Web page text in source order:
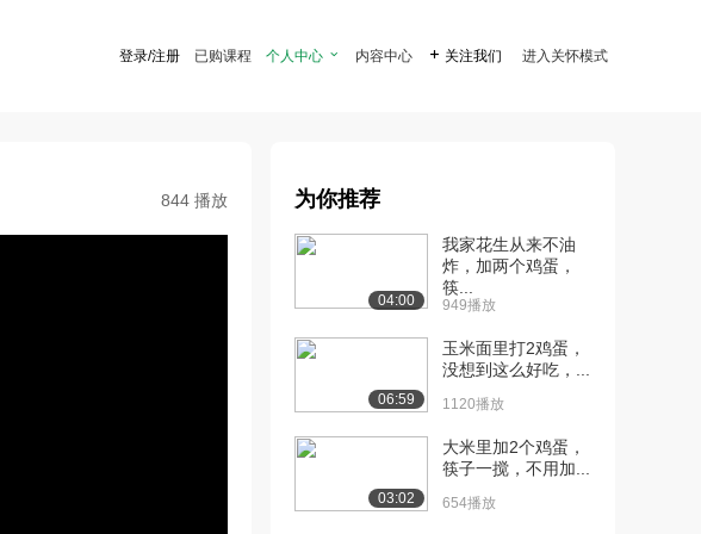
登录/注册 已购课程 个人中心  内容中心  关注我们 进入关怀模式
844 播放 为你推荐
04:00
我家花生从来不油
炸，加两个鸡蛋，
筷...
949播放
06:59
玉米面里打2鸡蛋，
没想到这么好吃，...
1120播放
03:02
大米里加2个鸡蛋，
筷子一搅，不用加...
654播放